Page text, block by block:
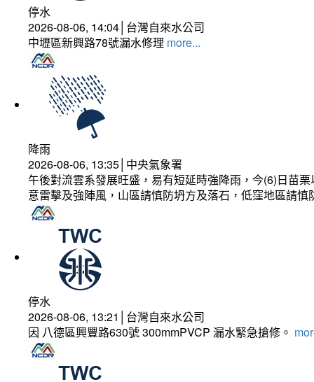
停水
2026-08-06, 14:04│台灣自來水公司
中壢區新興路78號漏水修理 more...
降雨
2026-08-06, 13:35│中央氣象署
午後對流雲系發展旺盛，易有短延時強降雨，今(6)日苗
意雷擊及強陣風，山區請慎防坍方及落石，低窪地區請
停水
2026-08-06, 13:21│台灣自來水公司
因 八德區興豐路630號 300mmPVCP 漏水緊急搶修。